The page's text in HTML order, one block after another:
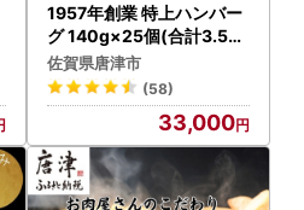
1957年創業 特上ハンバー
グ 140g×25個(合計3.5kg
) ハンバーグ
佐賀県唐津市
(58)
33,000